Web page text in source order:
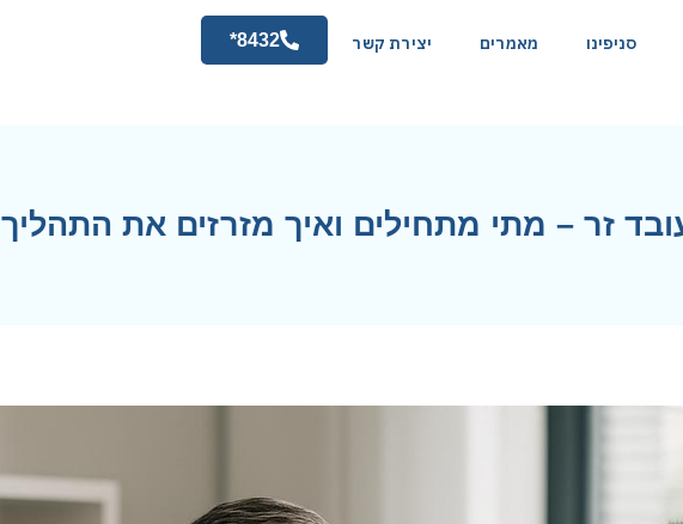
סניפינו מאמרים יצירת קשר 8432*
זר – מתי מתחילים ואיך מזרזים את התהליך